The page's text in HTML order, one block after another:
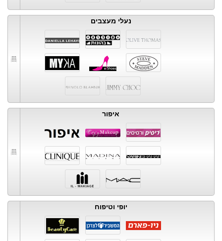
נעלי מעצבים
איפור
יופי וטיפוח